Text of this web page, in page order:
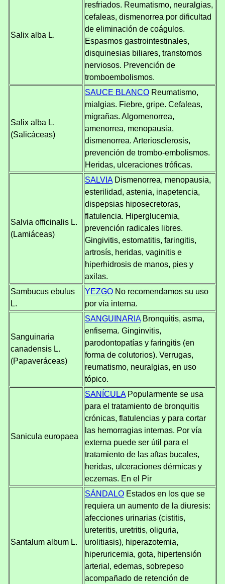
Salix alba L.
resfriados. Reumatismo, neuralgias,
cefaleas, dismenorrea por dificultad
de eliminación de coágulos.
Espasmos gastrointestinales,
disquinesias biliares, transtornos
nerviosos. Prevención de
tromboembolismos.
Salix alba L.
(Salicáceas)
SAUCE BLANCO Reumatismo,
mialgias. Fiebre, gripe. Cefaleas,
migrañas. Algomenorrea,
amenorrea, menopausia,
dismenorrea. Arteriosclerosis,
prevención de trombo-embolismos.
Heridas, ulceraciones tróficas.
Salvia officinalis L.
(Lamiáceas)
SALVIADismenorrea, menopausia,
esterilidad, astenia, inapetencia,
dispepsias hiposecretoras,
flatulencia. Hiperglucemia,
prevención radicales libres.
Gingivitis, estomatitis, faringitis,
artrosís, heridas, vaginitis e
hiperhidrosis de manos, pies y
axilas.
Sambucus ebulus
L.
YEZGO No recomendamos su uso
por vía interna.
Sanguinaria
canadensis L.
(Papaveráceas)
SANGUINARIABronquitis, asma,
enfisema. Ginginvitis,
parodontopatías y faringitis (en
forma de colutorios). Verrugas,
reumatismo, neuralgias, en uso
tópico.
Sanicula europaea
SANÍCULAPopularmente se usa
para el tratamiento de bronquitis
crónicas, flatulencias y para cortar
las hemorragias internas. Por vía
externa puede ser útil para el
tratamiento de las aftas bucales,
heridas, ulceraciones dérmicas y
eczemas. En el Pir
Santalum album L.
SÁNDALO Estados en los que se
requiera un aumento de la diuresis:
afecciones urinarias (cistitis,
ureteritis, uretritis, oliguria,
urolitiasis), hiperazotemia,
hiperuricemia, gota, hipertensión
arterial, edemas, sobrepeso
acompañado de retención de